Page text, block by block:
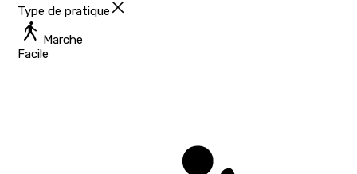
Type de pratique
Marche
Facile